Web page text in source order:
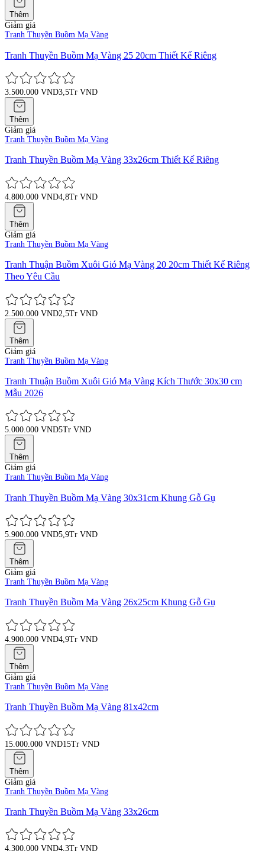
Thêm
Giảm giá
Tranh Thuyền Buồm Mạ Vàng
Tranh Thuyền Buồm Mạ Vàng 25 20cm Thiết Kế Riêng
3.500.000 VND3,5Tr VND
Thêm
Giảm giá
Tranh Thuyền Buồm Mạ Vàng
Tranh Thuyền Buồm Mạ Vàng 33x26cm Thiết Kế Riêng
4.800.000 VND4,8Tr VND
Thêm
Giảm giá
Tranh Thuyền Buồm Mạ Vàng
Tranh Thuận Buồm Xuôi Gió Mạ Vàng 20 20cm Thiết Kế Riêng
Theo Yêu Cầu
2.500.000 VND2,5Tr VND
Thêm
Giảm giá
Tranh Thuyền Buồm Mạ Vàng
Tranh Thuận Buồm Xuôi Gió Mạ Vàng Kích Thước 30x30 cm
Mẫu 2026
5.000.000 VND5Tr VND
Thêm
Giảm giá
Tranh Thuyền Buồm Mạ Vàng
Tranh Thuyền Buồm Mạ Vàng 30x31cm Khung Gỗ Gụ
5.900.000 VND5,9Tr VND
Thêm
Giảm giá
Tranh Thuyền Buồm Mạ Vàng
Tranh Thuyền Buồm Mạ Vàng 26x25cm Khung Gỗ Gụ
4.900.000 VND4,9Tr VND
Thêm
Giảm giá
Tranh Thuyền Buồm Mạ Vàng
Tranh Thuyền Buồm Mạ Vàng 81x42cm
15.000.000 VND15Tr VND
Thêm
Giảm giá
Tranh Thuyền Buồm Mạ Vàng
Tranh Thuyền Buồm Mạ Vàng 33x26cm
4.300.000 VND4,3Tr VND